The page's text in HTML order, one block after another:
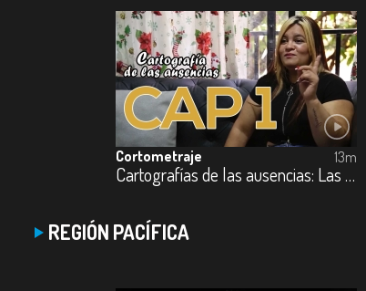
Cortometraje
Cartografías de las ausencias: Las Bedoya
13m
REGIÓN PACÍFICA